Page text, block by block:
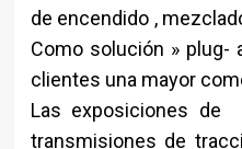
de encendido ,
Como solución » plug-
clientes una mayor
Las exposiciones de
transmisiones de